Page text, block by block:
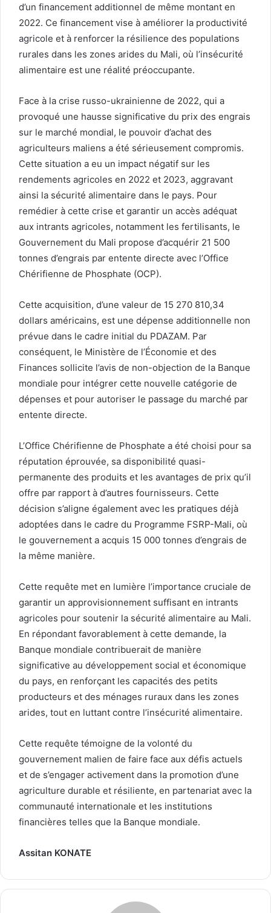
d’un financement additionnel de même montant en
2022. Ce financement vise à améliorer la productivité
agricole et à renforcer la résilience des populations
rurales dans les zones arides du Mali, où l’insécurité
alimentaire est une réalité préoccupante.
Face à la crise russo-ukrainienne de 2022, qui a
provoqué une hausse significative du prix des engrais
sur le marché mondial, le pouvoir d’achat des
agriculteurs maliens a été sérieusement compromis.
Cette situation a eu un impact négatif sur les
rendements agricoles en 2022 et 2023, aggravant
ainsi la sécurité alimentaire dans le pays. Pour
remédier à cette crise et garantir un accès adéquat
aux intrants agricoles, notamment les fertilisants, le
Gouvernement du Mali propose d’acquérir 21 500
tonnes d’engrais par entente directe avec l’Office
Chérifienne de Phosphate (OCP).
Cette acquisition, d’une valeur de 15 270 810,34
dollars américains, est une dépense additionnelle non
prévue dans le cadre initial du PDAZAM. Par
conséquent, le Ministère de l’Économie et des
Finances sollicite l’avis de non-objection de la Banque
mondiale pour intégrer cette nouvelle catégorie de
dépenses et pour autoriser le passage du marché par
entente directe.
L’Office Chérifienne de Phosphate a été choisi pour sa
réputation éprouvée, sa disponibilité quasi-
permanente des produits et les avantages de prix qu’il
offre par rapport à d’autres fournisseurs. Cette
décision s’aligne également avec les pratiques déjà
adoptées dans le cadre du Programme FSRP-Mali, où
le gouvernement a acquis 15 000 tonnes d’engrais de
la même manière.
Cette requête met en lumière l’importance cruciale de
garantir un approvisionnement suffisant en intrants
agricoles pour soutenir la sécurité alimentaire au Mali.
En répondant favorablement à cette demande, la
Banque mondiale contribuerait de manière
significative au développement social et économique
du pays, en renforçant les capacités des petits
producteurs et des ménages ruraux dans les zones
arides, tout en luttant contre l’insécurité alimentaire.
Cette requête témoigne de la volonté du
gouvernement malien de faire face aux défis actuels
et de s’engager activement dans la promotion d’une
agriculture durable et résiliente, en partenariat avec la
communauté internationale et les institutions
financières telles que la Banque mondiale.
Assitan KONATE